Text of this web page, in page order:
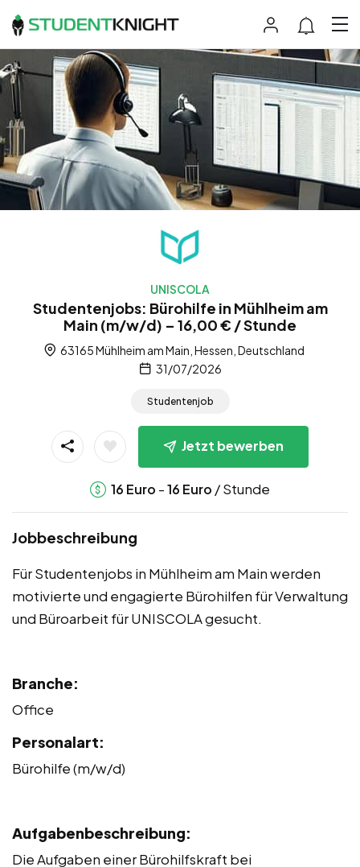
UNISCOLA
Studentenjobs: Bürohilfe in Mühlheim am
Main (m/w/d) – 16,00 € / Stunde
63165 Mühlheim am Main, Hessen, Deutschland
31/07/2026
Studentenjob
Jetzt bewerben
16 Euro -16 Euro / Stunde
Jobbeschreibung
Für Studentenjobs in Mühlheim am Main werden
motivierte und engagierte Bürohilfen für Verwaltung
und Büroarbeit für UNISCOLA gesucht.
Branche:
Office
Personalart:
Bürohilfe (m/w/d)
Aufgabenbeschreibung:
Die Aufgaben einer Bürohilfskraft bei